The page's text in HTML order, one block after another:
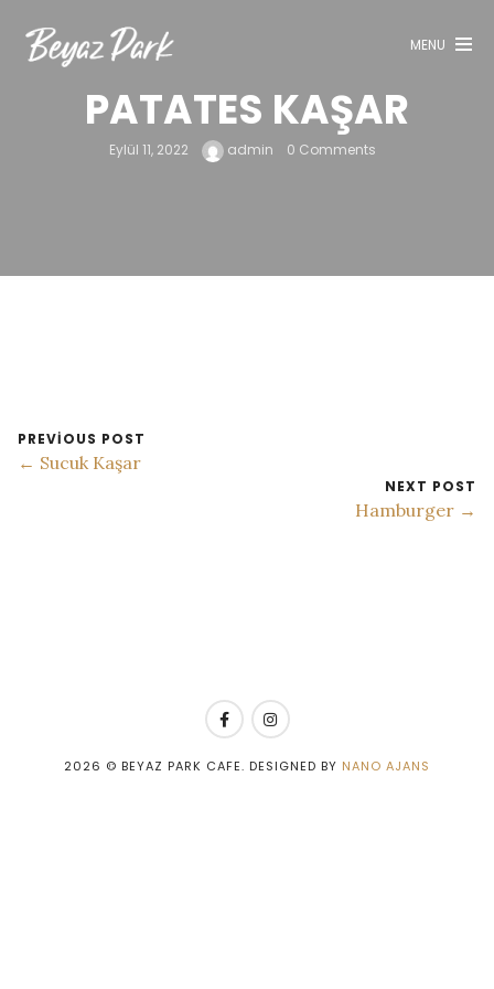
Keşfet
Menü
Rezervasyon
Galeri
MENU
PATATES KAŞAR
Eylül 11, 2022 admin 0 Comments
PREVIOUS POST
← Sucuk Kaşar
NEXT POST
Hamburger →
2026 © BEYAZ PARK CAFE. DESIGNED BY NANO AJANS